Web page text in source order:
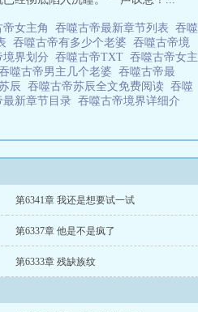
帝女主角 吞噬古帝最新章节列表 吞噬
吞噬古帝有多少个老婆 吞噬古帝境
境界划分 吞噬古帝TXT 吞噬古帝女主
噬古帝男主几个老婆 吞噬古帝最
辰 吞噬古帝苏辰全文免费阅读 吞噬
最新章节目录 吞噬古帝境界详细介
第6341章 我还是想要试一试
第6337章 他是不是疯了
第6333章 残缺族纹